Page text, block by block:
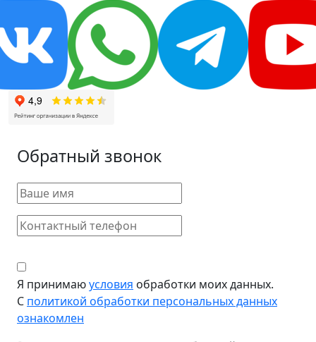
Обратный звонок
Я принимаюусловия обработки моих данных.
С политикой обработки персональных данных
ознакомлен